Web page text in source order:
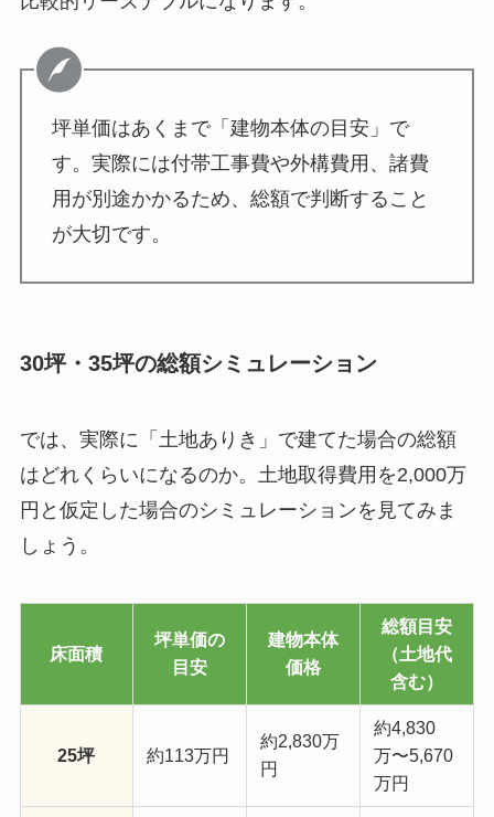
坪単価はあくまで「建物本体の目安」で
す。実際には付帯工事費や外構費用、諸費
用が別途かかるため、総額で判断すること
が大切です。
30坪・35坪の総額シミュレーション
では、実際に「土地ありき」で建てた場合の総額
はどれくらいになるのか。土地取得費用を2,000万
円と仮定した場合のシミュレーションを見てみま
しょう。
床面積
坪単価の
目安
建物本体
価格
総額目安
（土地代
含む）
25坪 約113万円
約2,830万
円
約4,830
万〜5,670
万円